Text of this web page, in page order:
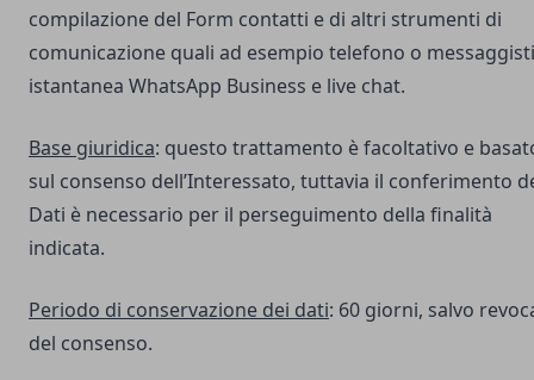
compilazione del Form contatti e di altri strumenti di
comunicazione quali ad esempio telefono o
istantanea WhatsApp Business e live chat.
Base giuridica: questo trattamento è facoltativo e
sul consenso dell’Interessato, tuttavia il conferimento
Dati è necessario per il perseguimento della finalità
indicata.
Periodo di conservazione dei dati: 60 giorni, salvo
del consenso.